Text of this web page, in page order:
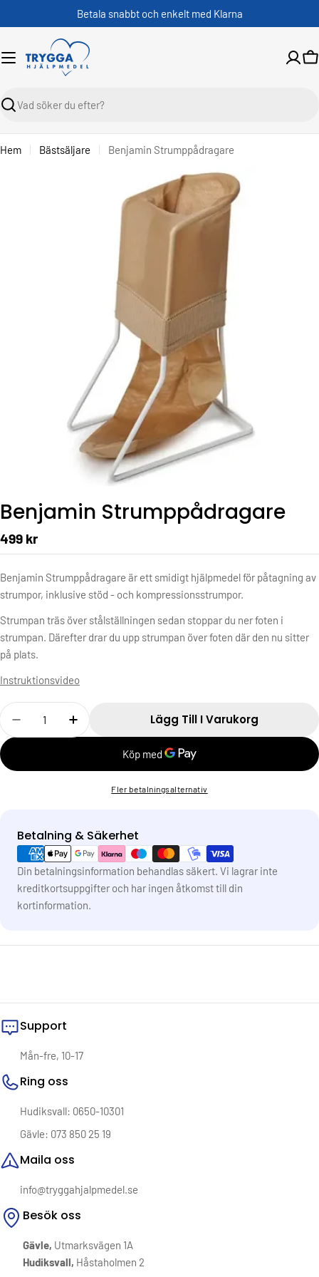
Betala snabbt och enkelt med Klarna
Sök
Hem Bästsäljare Benjamin Strumppådragare
Benjamin Strumppådragare
499 kr
Benjamin Strumppådragare är ett smidigt hjälpmedel för påtagning av
strumpor, inklusive stöd - och kompressionsstrumpor.
Strumpan träs över stålställningen sedan stoppar du ner foten i
strumpan. Därefter drar du upp strumpan över foten där den nu sitter
på plats.
Instruktionsvideo
Antal
Lägg Till I Varukorg
Fler betalningsalternativ
Betalning & Säkerhet
Betalningsmetoder
Din betalningsinformation behandlas säkert. Vi lagrar inte
kreditkortsuppgifter och har ingen åtkomst till din
kortinformation.
Support
Mån-fre, 10-17
Ring oss
Hudiksvall: 0650-10301
Gävle: 073 850 25 19
Maila oss
info@tryggahjalpmedel.se
Besök oss
Gävle, Utmarksvägen 1A
Hudiksvall, Håstaholmen 2